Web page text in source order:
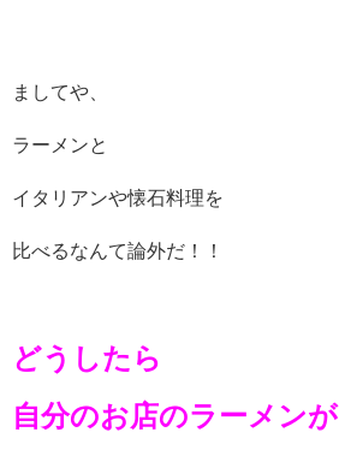
ましてや、
ラーメンと
イタリアンや懐石料理を
比べるなんて論外だ！！
どうしたら
自分のお店のラーメンが